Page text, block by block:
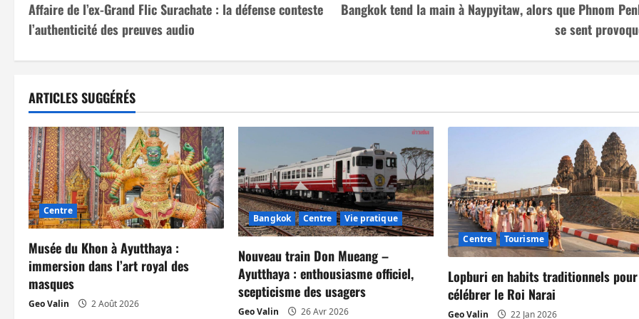
a
v
g
a
t
i
o
n
d
Affaire de l’ex-Grand Flic Surachate : la défense conteste
l’authenticité des preuves audio
Bangkok tend la main à Naypyitaw, alors que Phnom
se sent
ARTICLES SUGGÉRÉS
Centre
Musée du Khon à Ayutthaya :
immersion dans l’art royal des
masques
Geo Valin 2 Août 2026
Bangkok Centre Vie pratique
Nouveau train Don Mueang –
Ayutthaya : enthousiasme officiel,
scepticisme des usagers
Geo Valin 26 Avr 2026
Centre Tourisme
Lopburi en habits traditionnels pour
célébrer le Roi Narai
Geo Valin 22 Jan 2026